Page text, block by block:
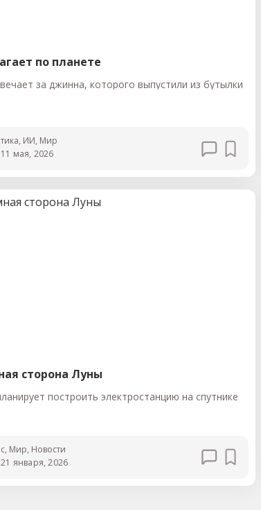
по планете
за джинна, которого выпустили из бутылки
, ИИ, Мир
мая, 2026
сторона Луны
построить электростанцию на спутнике
, Мир, Новости
января, 2026